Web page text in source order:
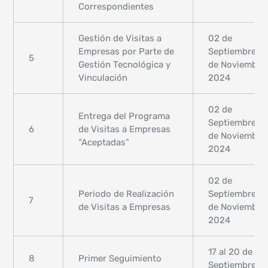
Correspondientes
5
Gestión de Visitas a
Empresas por Parte de
Gestión Tecnológica y
Vinculación
02 de
Septiembre al
de Noviembre,
2024
6
Entrega del Programa
de Visitas a Empresas
“Aceptadas”
02 de
Septiembre al
de Noviembre,
2024
7
Periodo de Realización
de Visitas a Empresas
02 de
Septiembre al
de Noviembre,
2024
8 Primer Seguimiento
17 al 20 de